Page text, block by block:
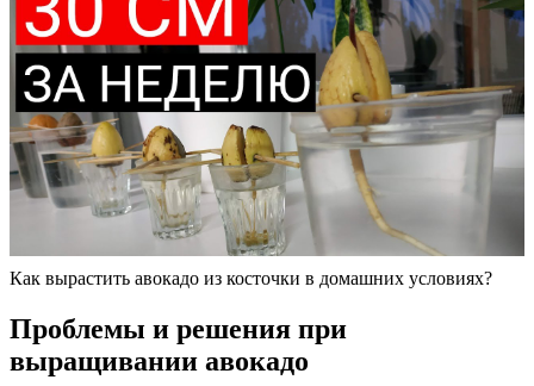
Как вырастить авокадо из косточки в домашних условиях?
Проблемы и решения при
выращивании авокадо